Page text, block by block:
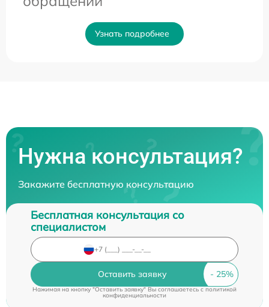
Узнать подробнее
Нужна консультация?
Закажите бесплатную консультацию
Бесплатная консультация со
специалистом
Оставить заявку
Нажимая на кнопку "Оставить заявку" Вы соглашаетесь cполитикой
конфиденциальности